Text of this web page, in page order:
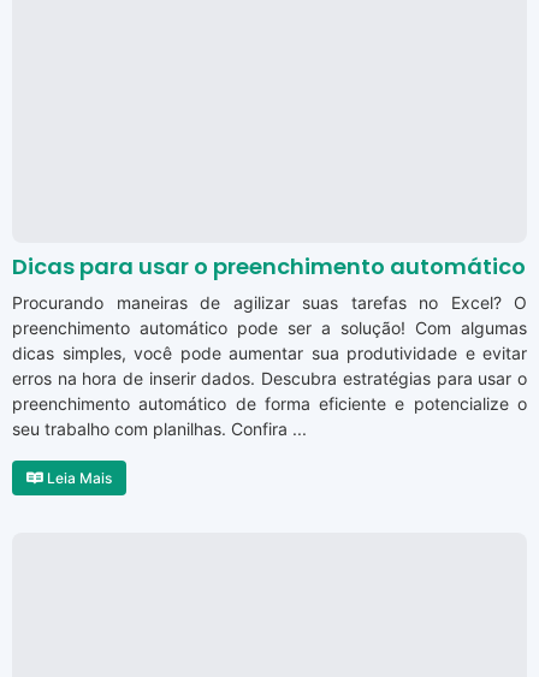
Dicas para usar o preenchimento automático
Procurando maneiras de agilizar suas tarefas no Excel? O
preenchimento automático pode ser a solução! Com algumas
dicas simples, você pode aumentar sua produtividade e evitar
erros na hora de inserir dados. Descubra estratégias para usar o
preenchimento automático de forma eficiente e potencialize o
seu trabalho com planilhas. Confira ...
Leia Mais